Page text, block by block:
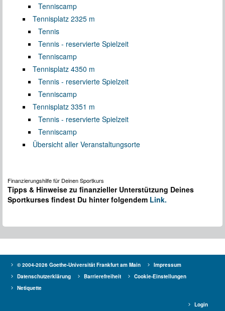
Tenniscamp
Tennisplatz 2325 m
Tennis
Tennis - reservierte Spielzeit
Tenniscamp
Tennisplatz 4350 m
Tennis - reservierte Spielzeit
Tenniscamp
Tennisplatz 3351 m
Tennis - reservierte Spielzeit
Tenniscamp
Übersicht aller Veranstaltungsorte
Finanzierungshilfe für Deinen Sportkurs
Tipps & Hinweise zu finanzieller Unterstützung Deines
Sportkurses findest Du hinter folgendem Link.
© 2004-2026 Goethe-Universität Frankfurt am Main
Impressum
Datenschutzerklärung
Barrierefreiheit
Cookie-Einstellungen
Netiquette
Login